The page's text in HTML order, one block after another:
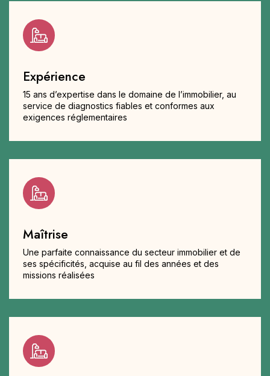
Expérience
15 ans d’expertise dans le domaine de l’immobilier, au
service de diagnostics fiables et conformes aux
exigences réglementaires
Maîtrise
Une parfaite connaissance du secteur immobilier et de
ses spécificités, acquise au fil des années et des
missions réalisées